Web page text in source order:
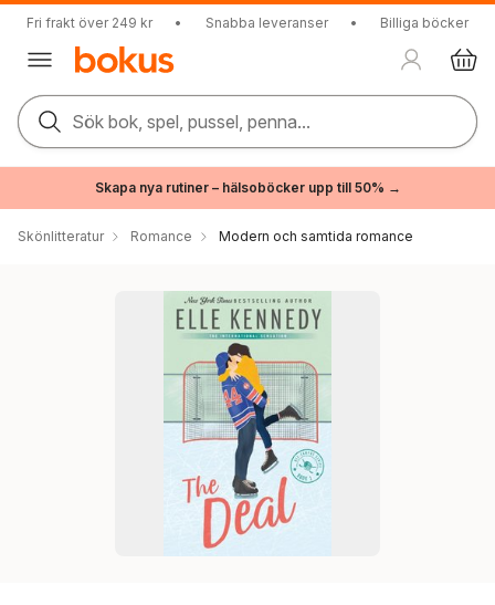
Fri frakt över 249 kr • Snabba leveranser • Billiga böcker
Sök bok, spel, pussel, penna...
Skapa nya rutiner – hälsoböcker upp till 50% →
Skönlitteratur Romance Modern och samtida romance